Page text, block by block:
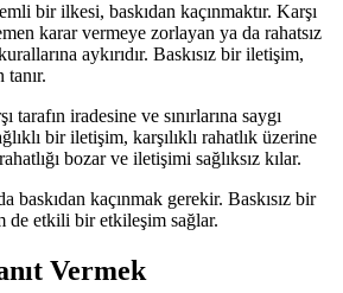
bir ilkesi, baskıdan kaçınmaktır. Karşı
karar vermeye zorlayan ya da rahatsız
aykırıdır. Baskısız bir iletişim,
tanır.
tarafın iradesine ve sınırlarına saygı
bir iletişim, karşılıklı rahatlık üzerine
bozar ve iletişimi sağlıksız kılar.
baskıdan kaçınmak gerekir. Baskısız bir
de etkili bir etkileşim sağlar.
Vermek